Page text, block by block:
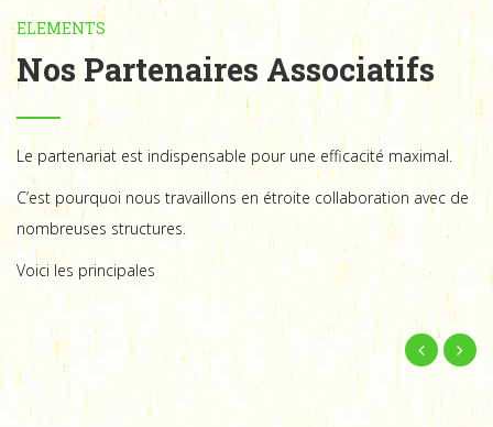
ELEMENTS
Nos Partenaires Associatifs
Le partenariat est indispensable pour une efficacité maximal.
C’est pourquoi nous travaillons en étroite collaboration avec de
nombreuses structures.
Voici les principales